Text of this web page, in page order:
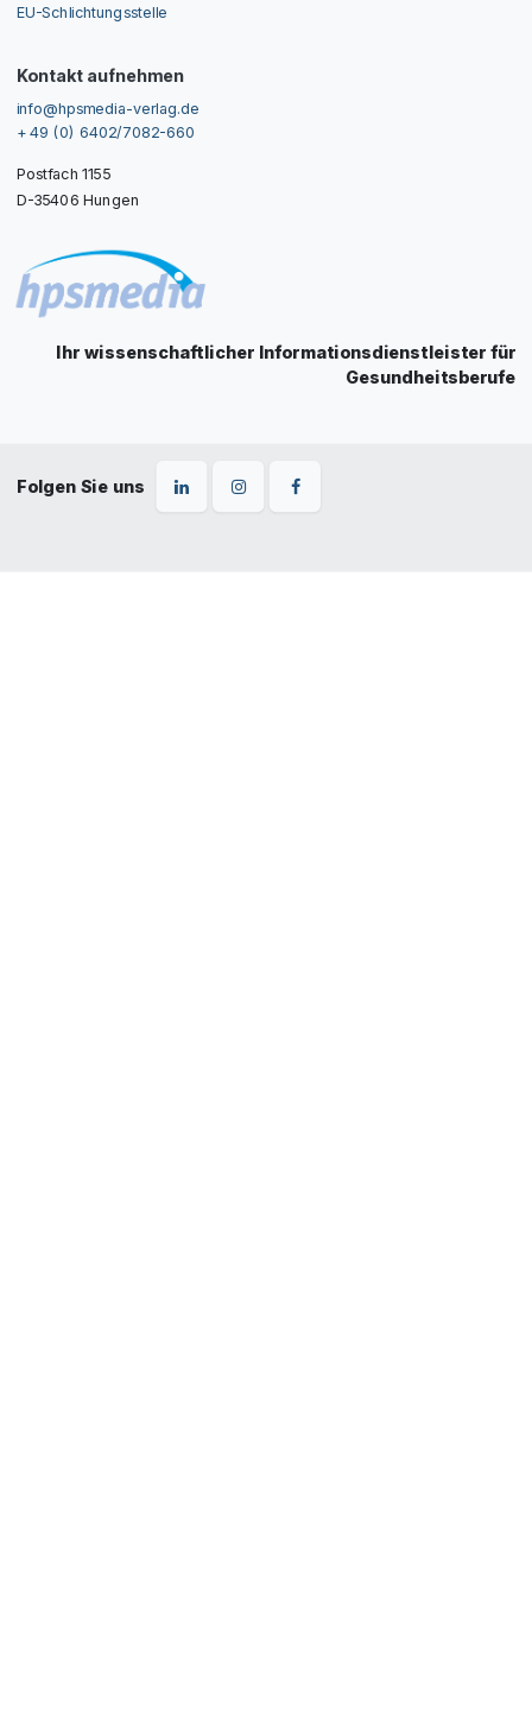
EU-Schlichtungsstelle
Kontakt aufnehmen
info@hpsmedia-verlag.de
+ 49 (0) 6402/7082-660
Postfach 1155
D-35406 Hungen
Ihr wissenschaftlicher Informationsdienstleister für
Gesundheitsberufe
Folgen Sie uns